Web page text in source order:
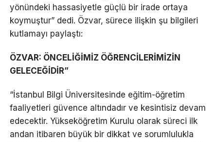
yönündeki hassasiyetle güçlü bir irade ortaya
koymuştur” dedi. Özvar, sürece ilişkin şu bilgileri
kutlamayı paylaştı:
ÖZVAR: ÖNCELİĞİMİZ ÖĞRENCİLERİMİZİN
GELECEĞİDİR”
“İstanbul Bilgi Üniversitesinde eğitim-öğretim
faaliyetleri güvence altındadır ve kesintisiz devam
edecektir. Yükseköğretim Kurulu olarak süreci ilk
andan itibaren büyük bir dikkat ve sorumlulukla